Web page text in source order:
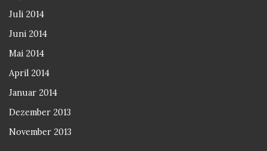
Juli 2014
Juni 2014
Mai 2014
April 2014
Januar 2014
Dezember 2013
November 2013